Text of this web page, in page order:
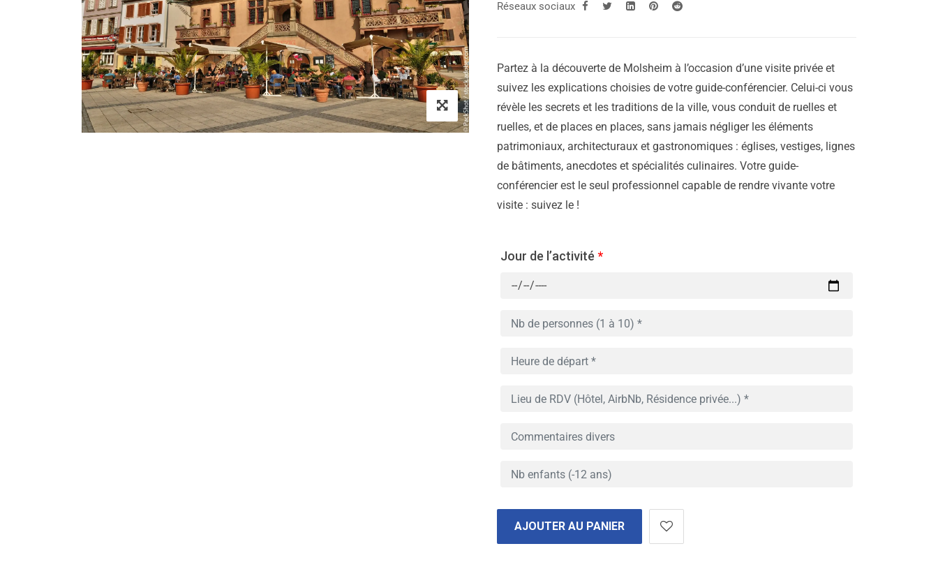
Réseaux sociaux
Partez à la découverte de Molsheim à l’occasion d’une visite privée et
suivez les explications choisies de votre guide-conférencier. Celui-ci vous
révèle les secrets et les traditions de la ville, vous conduit de ruelles et
ruelles, et de places en places, sans jamais négliger les éléments
patrimoniaux, architecturaux et gastronomiques : églises, vestiges, lignes
de bâtiments, anecdotes et spécialités culinaires. Votre guide-
conférencier est le seul professionnel capable de rendre vivante votre
visite : suivez le !
Jour de l’activité *
AJOUTER AU PANIER